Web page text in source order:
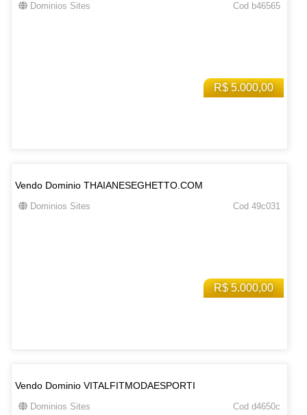
R$ 5.000,00
Dominios Sites Cod b46565
R$ 5.000,00
Vendo Dominio THAIANESEGHETTO.COM
Dominios Sites Cod 49c031
Vendo Dominio VITALFITMODAESPORTI
Dominios Sites Cod d4650c